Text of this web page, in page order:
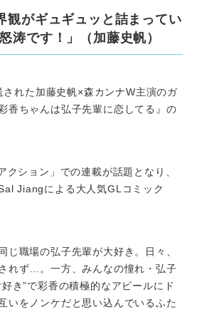
観がギュギュッと詰まってい
涛です！」（加藤史帆）
れた加藤史帆×森カンナW主演のガ
香ちゃんは弘子先輩に恋してる』の
クション」での連載が話題となり、
Jiangによる大人気GLコミック
じ職場の弘子先輩が大好き。日々、
れず…。一方、みんなの憧れ・弘子
き”で彩香の積極的なアピールにド
いをノンケだと思い込んでいるふた